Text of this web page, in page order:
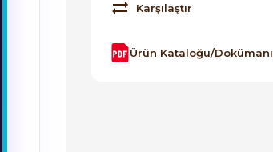
Karşılaştır
Ürün Kataloğu/Dokümanı